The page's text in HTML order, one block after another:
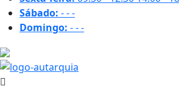
Sábado: ---
Domingo: ---